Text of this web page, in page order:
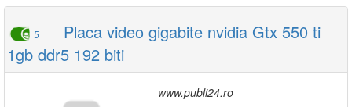
5
Placa video gigabite nvidia Gtx 550 ti
1gb ddr5 192 biti
www.publi24.ro